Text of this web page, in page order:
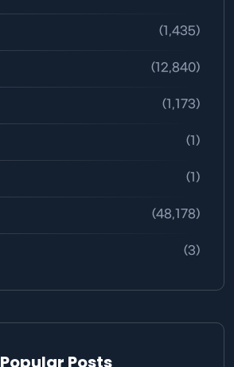
(1,435)
(12,840)
(1,173)
(1)
(1)
(48,178)
(3)
Popular Posts